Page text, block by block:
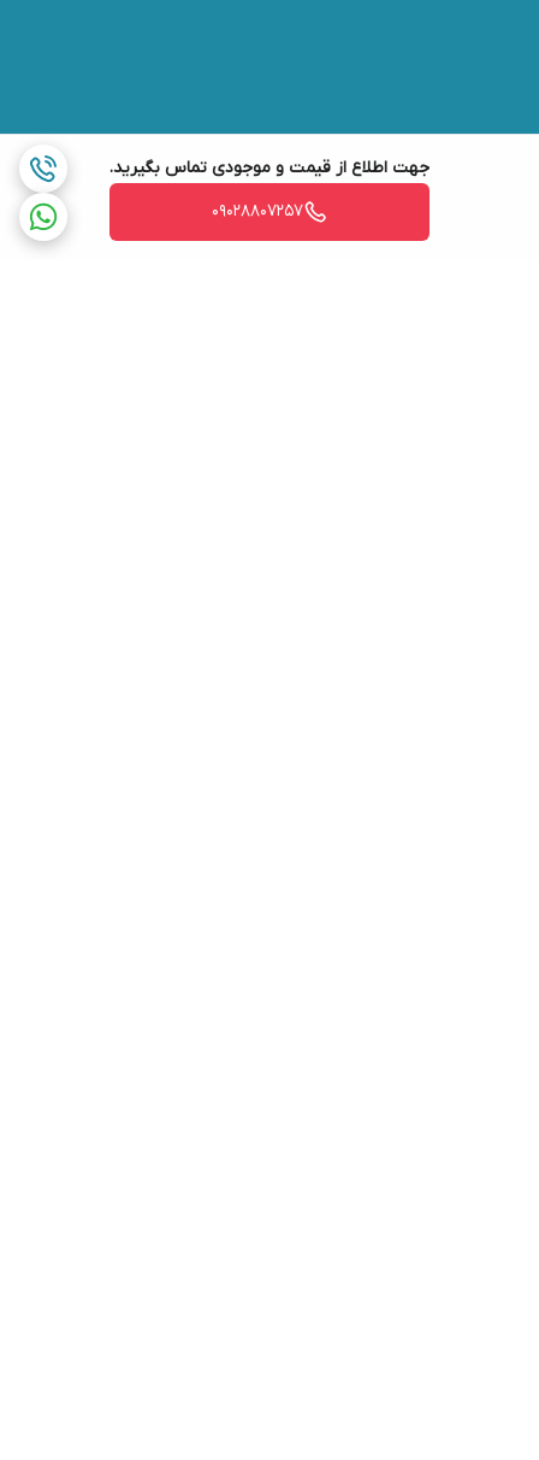
جهت اطلاع از قیمت و موجودی تماس بگیرید.
09028807257